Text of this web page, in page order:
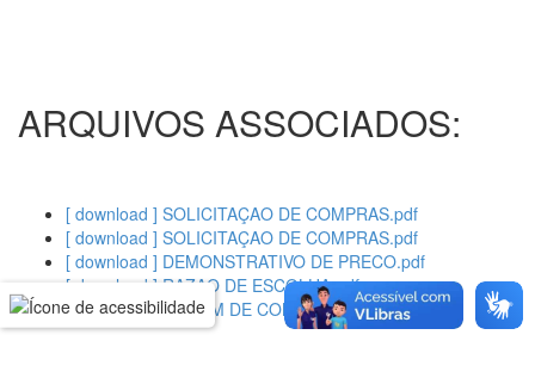
ARQUIVOS ASSOCIADOS:
[ download ] SOLICITAÇAO DE COMPRAS.pdf
[ download ] SOLICITAÇAO DE COMPRAS.pdf
[ download ] DEMONSTRATIVO DE PRECO.pdf
[ download ] RAZAO DE ESCOLHA.pdf
[ download ] ORDEM DE COMPRA.pdf